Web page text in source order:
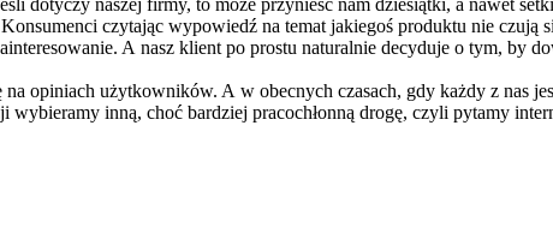
czytając wypowiedź na temat jakiegoś produktu nie czują
A nasz klient po prostu naturalnie decyduje o tym, by
opiniach użytkowników. A w obecnych czasach, gdy każdy z nas
inną, choć bardziej pracochłonną drogę, czyli pytamy